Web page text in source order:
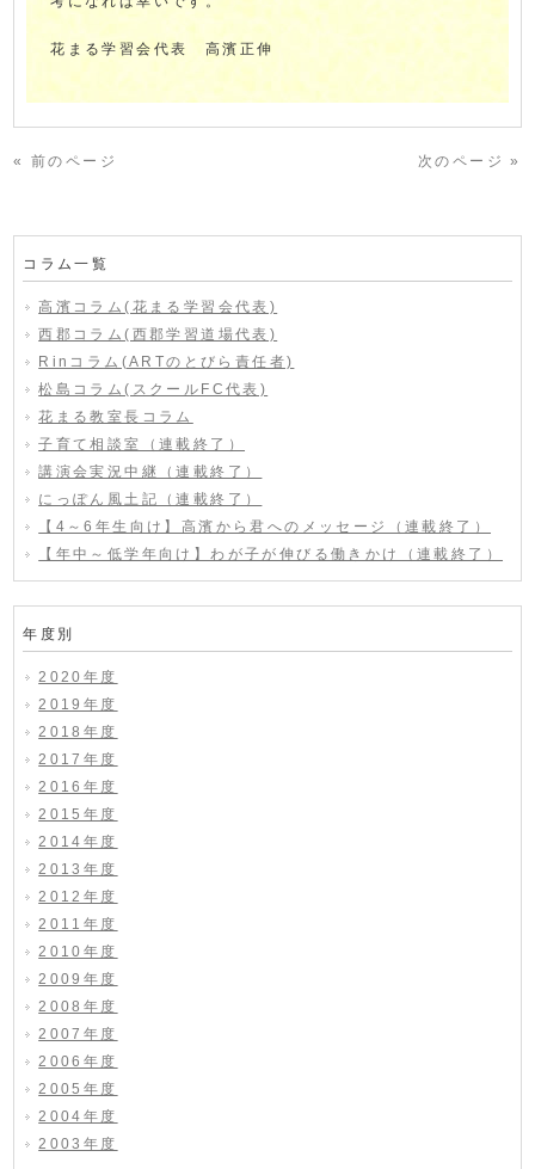
花まる学習会代表 高濱正伸
« 前のページ 次のページ »
コラム一覧
高濱コラム(花まる学習会代表)
西郡コラム(西郡学習道場代表)
Rinコラム(ARTのとびら責任者)
松島コラム(スクールFC代表)
花まる教室長コラム
子育て相談室（連載終了）
講演会実況中継（連載終了）
にっぽん風土記（連載終了）
【4～6年生向け】高濱から君へのメッセージ（連載終了）
【年中～低学年向け】わが子が伸びる働きかけ（連載終了）
年度別
2020年度
2019年度
2018年度
2017年度
2016年度
2015年度
2014年度
2013年度
2012年度
2011年度
2010年度
2009年度
2008年度
2007年度
2006年度
2005年度
2004年度
2003年度